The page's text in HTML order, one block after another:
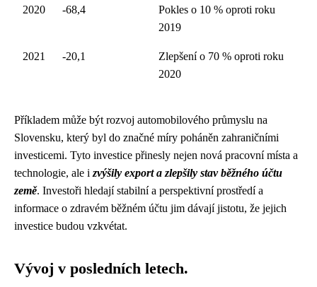
2020 -68,4
Pokles o 10 % oproti roku
2019
2021 -20,1
Zlepšení o 70 % oproti roku
2020
Příkladem může být rozvoj automobilového průmyslu na
Slovensku, který byl do značné míry poháněn zahraničními
investicemi. Tyto investice přinesly nejen nová pracovní místa a
technologie, ale i zvýšily export a zlepšily stav běžného účtu
země. Investoři hledají stabilní a perspektivní prostředí a
informace o zdravém běžném účtu jim dávají jistotu, že jejich
investice budou vzkvétat.
Vývoj v posledních letech.